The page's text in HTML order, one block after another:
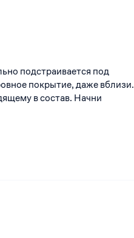
подстраивается под
покрытие, даже вблизи.
в состав. Начни